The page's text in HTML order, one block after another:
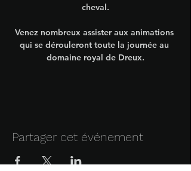
cheval.
Venez nombreux assister aux animations
qui se dérouleront toute la journée au
domaine royal de Dreux.
Partager cet événement